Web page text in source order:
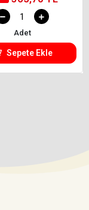
Adet
Sepete Ekle